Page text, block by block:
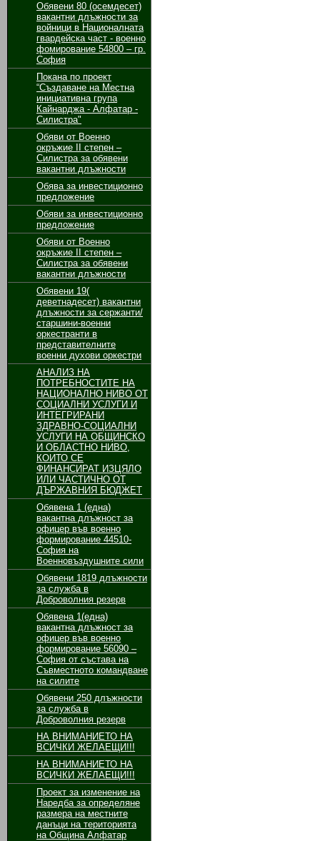
Обявени 80 (осемдесет)
вакантни длъжности за
войници в Националната
гвардейска част - военно
фомирование 54800 – гр.
София
Покана по проект
“Създаване на Местна
инициативна група
Кайнарджа - Алфатар -
Силистра"
Обяви от Военно
окръжие II степен –
Силистра за обявени
вакантни длъжности
Обява за инвестиционно
предложение
Обяви за инвестиционно
предложение
Обяви от Военно
окръжие II степен –
Силистра за обявени
вакантни длъжности
Обявени 19(
деветнадесет) вакантни
длъжности за сержанти/
старшини-военни
оркестранти в
представителните
военни духови оркестри
АНАЛИЗ НА
ПОТРЕБНОСТИТЕ НА
НАЦИОНАЛНО НИВО ОТ
СОЦИАЛНИ УСЛУГИ И
ИНТЕГРИРАНИ
ЗДРАВНО-СОЦИАЛНИ
УСЛУГИ НА ОБЩИНСКО
И ОБЛАСТНО НИВО,
КОИТО СЕ
ФИНАНСИРАТ ИЗЦЯЛО
ИЛИ ЧАСТИЧНО ОТ
ДЪРЖАВНИЯ БЮДЖЕТ
Oбявенa 1 (една)
вакантнa длъжност за
офицер във военно
формирование 44510-
София на
Военновъздушните сили
Обявени 1819 длъжности
за служба в
Доброволния резерв
Обявенa 1(една)
вакантна длъжност за
офицер във военно
формирование 56090 –
София от състава на
Съвместното командване
на силите
Обявени 250 длъжности
за служба в
Доброволния резерв
НА ВНИМАНИЕТО НА
ВСИЧКИ ЖЕЛАЕЩИ!!!
НА ВНИМАНИЕТО НА
ВСИЧКИ ЖЕЛАЕЩИ!!!
Проект за изменение на
Наредба за определяне
размера на местните
данъци на територията
на Община Алфатар